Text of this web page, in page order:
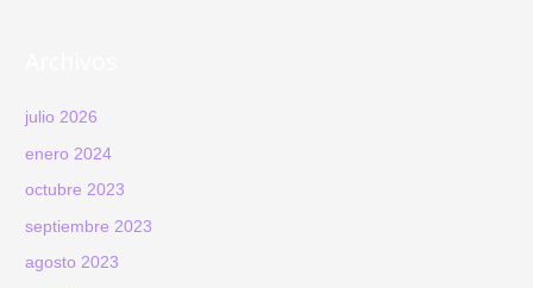
julio 2026
enero 2024
octubre 2023
septiembre 2023
agosto 2023